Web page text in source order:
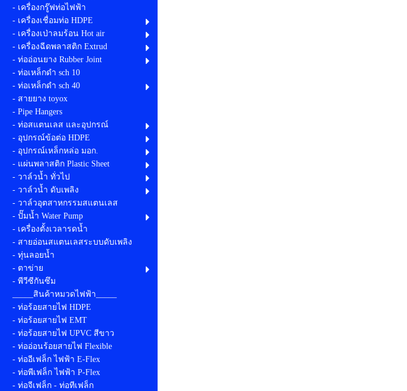
- เครื่องกรู๊ฟท่อไฟฟ้า
- เครื่องเชื่อมท่อ HDPE
- เครื่องเป่าลมร้อน Hot air
- เครื่องฉีดพลาสติก Extrud
- ท่ออ่อนยาง Rubber Joint
- ท่อเหล็กดำ sch 10
- ท่อเหล็กดำ sch 40
- สายยาง toyox
- Pipe Hangers
- ท่อสแตนเลส และอุปกรณ์
- อุปกรณ์ข้อต่อ HDPE
- อุปกรณ์เหล็กหล่อ มอก.
- แผ่นพลาสติก Plastic Sheet
- วาล์วน้ำ ทั่วไป
- วาล์วน้ำ ดับเพลิง
- วาล์วอุตสาหกรรมสแตนเลส
- ปั๊มน้ำ Water Pump
- เครื่องตั้งเวลารดน้ำ
- สายอ่อนสแตนเลสระบบดับเพลิง
- ทุ่นลอยน้ำ
- ตาข่าย
- พีวีซีกันซึม
_____สินค้าหมวดไฟฟ้า_____
- ท่อร้อยสายไฟ HDPE
- ท่อร้อยสายไฟ EMT
- ท่อร้อยสายไฟ UPVC สีขาว
- ท่ออ่อนร้อยสายไฟ Flexible
- ท่ออีเฟล็ก ไฟฟ้า E-Flex
- ท่อพีเฟล็ก ไฟฟ้า P-Flex
- ท่อจีเฟล็ก - ท่อทีเฟล็ก